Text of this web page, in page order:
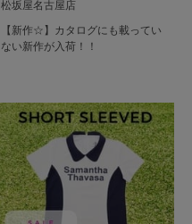
松坂屋名古屋店
【新作☆】カタログにも載ってい
ない新作が入荷！！